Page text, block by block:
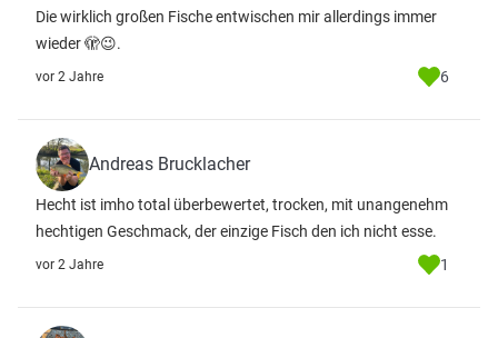
Die wirklich großen Fische entwischen mir allerdings immer
wieder 🫣😉.
vor 2 Jahre 6
Andreas Brucklacher
Hecht ist imho total überbewertet, trocken, mit unangenehm
hechtigen Geschmack, der einzige Fisch den ich nicht esse.
vor 2 Jahre 1